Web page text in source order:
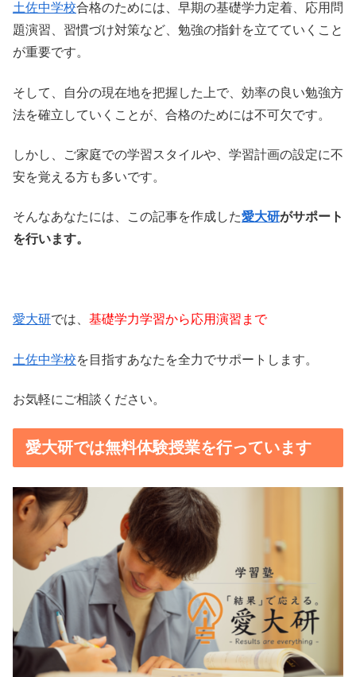
土佐中学校合格のためには、早期の基礎学力定着、応用問
題演習、習慣づけ対策など、勉強の指針を立てていくこと
が重要です。
そして、自分の現在地を把握した上で、効率の良い勉強方
法を確立していくことが、合格のためには不可欠です。
しかし、ご家庭での学習スタイルや、学習計画の設定に不
安を覚える方も多いです。
そんなあなたには、この記事を作成した愛大研がサポート
を行います。
愛大研では、 基礎学力学習から応用演習まで
土佐中学校を目指すあなたを全力でサポートします。
お気軽にご相談ください。
愛大研では無料体験授業を行っています